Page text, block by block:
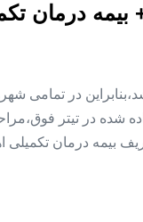
+ بیمه درمان
در تمامی
در تیتر فوق،مراحل
بیمه درمان تکمیلی